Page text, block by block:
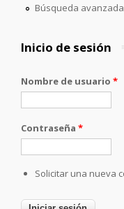
Búsqueda avanzada
Inicio de sesión
Nombre de usuario *
Contraseña *
Solicitar una nueva